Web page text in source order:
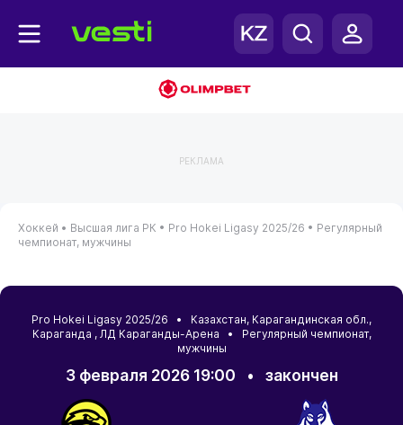
РЕКЛАМА
Хоккей • Высшая лига РК • Pro Hokei Ligasy 2025/26 • Регулярный
чемпионат, мужчины
Pro Hokei Ligasy 2025/26 • Казахстан, Карагандинская обл.,
Караганда , ЛД Караганды-Арена • Регулярный чемпионат,
мужчины
3 февраля 2026 19:00 • закончен